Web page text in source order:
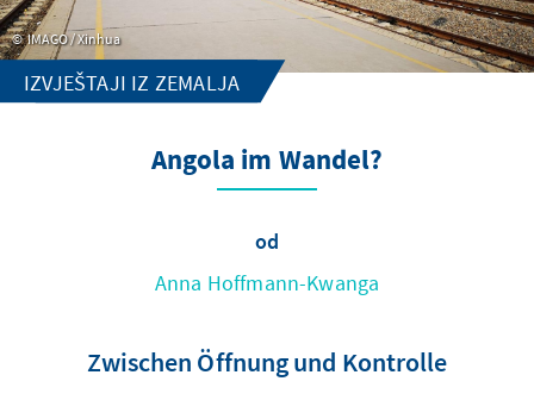
IMAGO / Xinhua
IZVJEŠTAJI IZ ZEMALJA
Angola im Wandel?
od
Anna Hoffmann-Kwanga
Zwischen Öffnung und Kontrolle